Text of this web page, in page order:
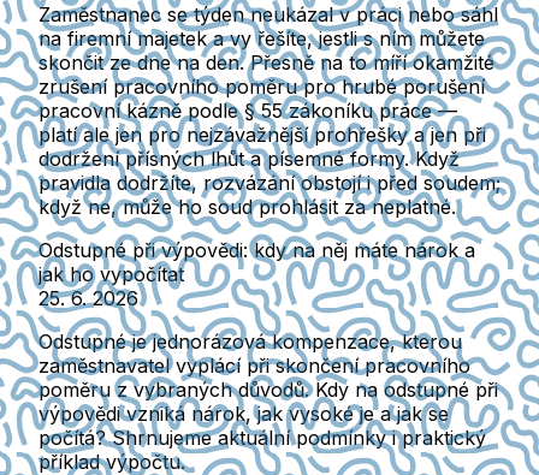
Zaměstnanec se týden neukázal v práci nebo sáhl
na firemní majetek a vy řešíte, jestli s ním můžete
skončit ze dne na den. Přesně na to míří okamžité
zrušení pracovního poměru pro hrubé porušení
pracovní kázně podle § 55 zákoníku práce —
platí ale jen pro nejzávažnější prohřešky a jen při
dodržení přísných lhůt a písemné formy. Když
pravidla dodržíte, rozvázání obstojí i před soudem;
když ne, může ho soud prohlásit za neplatné.
Odstupné při výpovědi: kdy na něj máte nárok a
jak ho vypočítat
25. 6. 2026
Odstupné je jednorázová kompenzace, kterou
zaměstnavatel vyplácí při skončení pracovního
poměru z vybraných důvodů. Kdy na odstupné při
výpovědi vzniká nárok, jak vysoké je a jak se
počítá? Shrnujeme aktuální podmínky i praktický
příklad výpočtu.